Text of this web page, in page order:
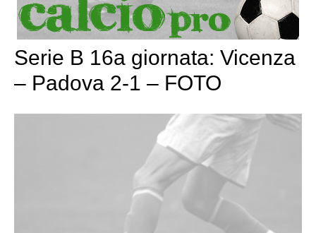
Serie B 16a giornata: Vicenza
– Padova 2-1 – FOTO